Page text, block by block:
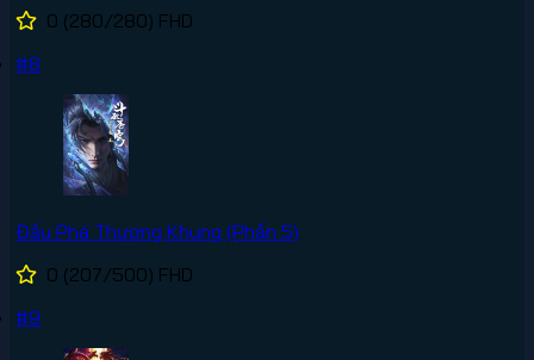
0 (280/280) FHD
#8
Đấu Phá Thương Khung (Phần 5)
0 (207/500) FHD
#9